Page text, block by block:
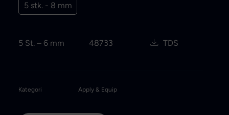
5 stk. - 8 mm
5 St. – 6 mm 48733 TDS
Kategori Apply & Equip